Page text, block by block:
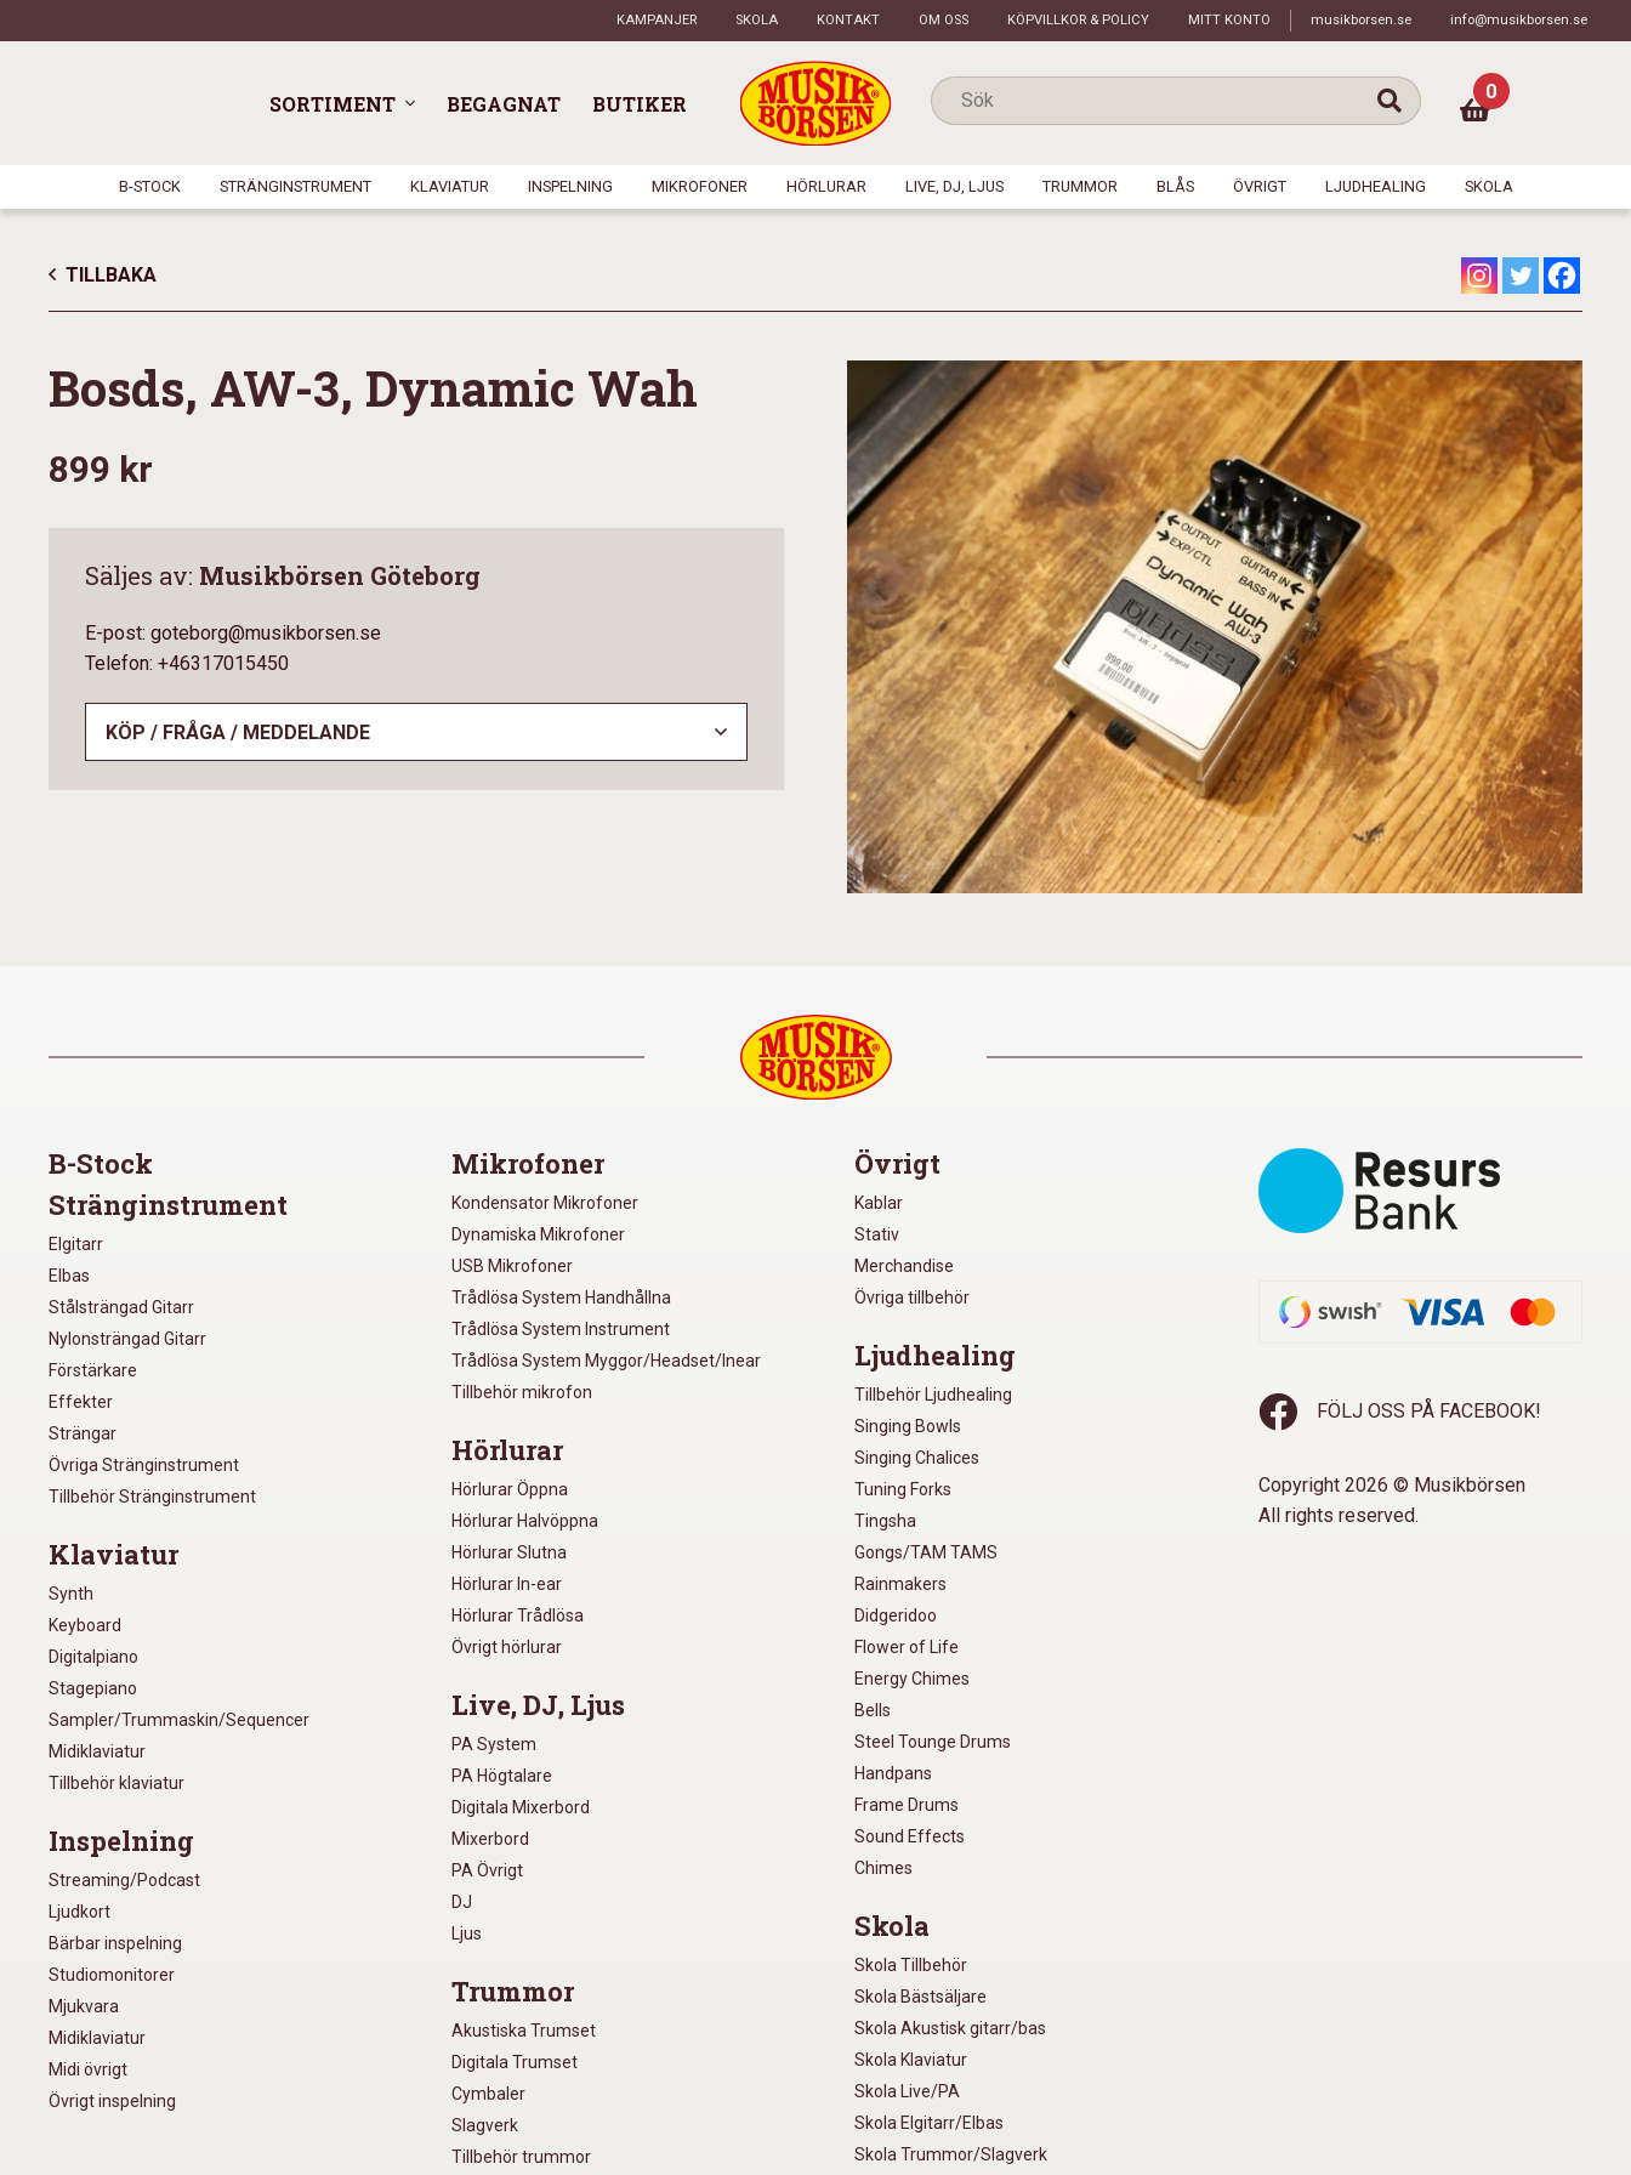
KAMPANJER SKOLA KONTAKT OM OSS KÖPVILLKOR & POLICY MITT KONTO musikborsen.se info@musikborsen.se
SORTIMENT BEGAGNAT BUTIKER 0
B-STOCK STRÄNGINSTRUMENT KLAVIATUR INSPELNING MIKROFONER HÖRLURAR LIVE, DJ, LJUS TRUMMOR BLÅS ÖVRIGT LJUDHEALING SKOLA
TILLBAKA
Bosds, AW-3, Dynamic Wah
899 kr
Säljes av: Musikbörsen Göteborg
E-post: goteborg@musikborsen.se
Telefon: +46317015450
KÖP / FRÅGA / MEDDELANDE
B-Stock
Stränginstrument
Elgitarr
Elbas
Stålsträngad Gitarr
Nylonsträngad Gitarr
Förstärkare
Effekter
Strängar
Övriga Stränginstrument
Tillbehör Stränginstrument
Klaviatur
Synth
Keyboard
Digitalpiano
Stagepiano
Sampler/Trummaskin/Sequencer
Midiklaviatur
Tillbehör klaviatur
Inspelning
Streaming/Podcast
Ljudkort
Bärbar inspelning
Studiomonitorer
Mjukvara
Midiklaviatur
Midi övrigt
Övrigt inspelning
Mikrofoner
Kondensator Mikrofoner
Dynamiska Mikrofoner
USB Mikrofoner
Trådlösa System Handhållna
Trådlösa System Instrument
Trådlösa System Myggor/Headset/Inear
Tillbehör mikrofon
Hörlurar
Hörlurar Öppna
Hörlurar Halvöppna
Hörlurar Slutna
Hörlurar In-ear
Hörlurar Trådlösa
Övrigt hörlurar
Live, DJ, Ljus
PA System
PA Högtalare
Digitala Mixerbord
Mixerbord
PA Övrigt
DJ
Ljus
Trummor
Akustiska Trumset
Digitala Trumset
Cymbaler
Slagverk
Tillbehör trummor
Övrigt
Kablar
Stativ
Merchandise
Övriga tillbehör
Ljudhealing
Tillbehör Ljudhealing
Singing Bowls
Singing Chalices
Tuning Forks
Tingsha
Gongs/TAM TAMS
Rainmakers
Didgeridoo
Flower of Life
Energy Chimes
Bells
Steel Tounge Drums
Handpans
Frame Drums
Sound Effects
Chimes
Skola
Skola Tillbehör
Skola Bästsäljare
Skola Akustisk gitarr/bas
Skola Klaviatur
Skola Live/PA
Skola Elgitarr/Elbas
Skola Trummor/Slagverk
FÖLJ OSS PÅ FACEBOOK!
Copyright 2026 © Musikbörsen
All rights reserved.